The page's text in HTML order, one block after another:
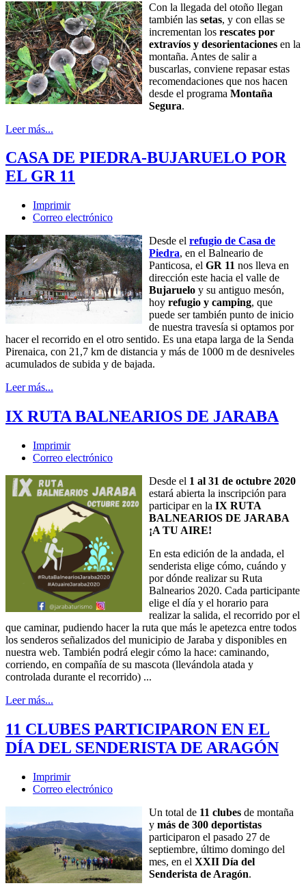
Con la llegada del otoño llegan
también las setas, y con ellas se
incrementan los rescates por
extravíos y desorientaciones en la
montaña. Antes de salir a
buscarlas, conviene repasar estas
recomendaciones que nos hacen
desde el programa Montaña
Segura.
Leer más...
CASA DE PIEDRA-BUJARUELO POR
EL GR 11
Imprimir
Correo electrónico
Desde el refugio de Casa de
Piedra, en el Balneario de
Panticosa, el GR 11 nos lleva en
dirección este hacia el valle de
Bujaruelo y su antiguo mesón,
hoy refugio y camping, que
puede ser también punto de inicio
de nuestra travesía si optamos por
hacer el recorrido en el otro sentido. Es una etapa larga de la Senda
Pirenaica, con 21,7 km de distancia y más de 1000 m de desniveles
acumulados de subida y de bajada.
Leer más...
IX RUTA BALNEARIOS DE JARABA
Imprimir
Correo electrónico
Desde el 1 al 31 de octubre 2020
estará abierta la inscripción para
participar en la IX RUTA
BALNEARIOS DE JARABA
¡A TU AIRE!
En esta edición de la andada, el
senderista elige cómo, cuándo y
por dónde realizar su Ruta
Balnearios 2020. Cada participante
elige el día y el horario para
realizar la salida, el recorrido por el
que caminar, pudiendo hacer la ruta que más le apetezca entre todos
los senderos señalizados del municipio de Jaraba y disponibles en
nuestra web. También podrá elegir cómo la hace: caminando,
corriendo, en compañía de su mascota (llevándola atada y
controlada durante el recorrido) ...
Leer más...
11 CLUBES PARTICIPARON EN EL
DÍA DEL SENDERISTA DE ARAGÓN
Imprimir
Correo electrónico
Un total de 11 clubes de montaña
y más de 300 deportistas
participaron el pasado 27 de
septiembre, último domingo del
mes, en el XXII Día del
Senderista de Aragón.